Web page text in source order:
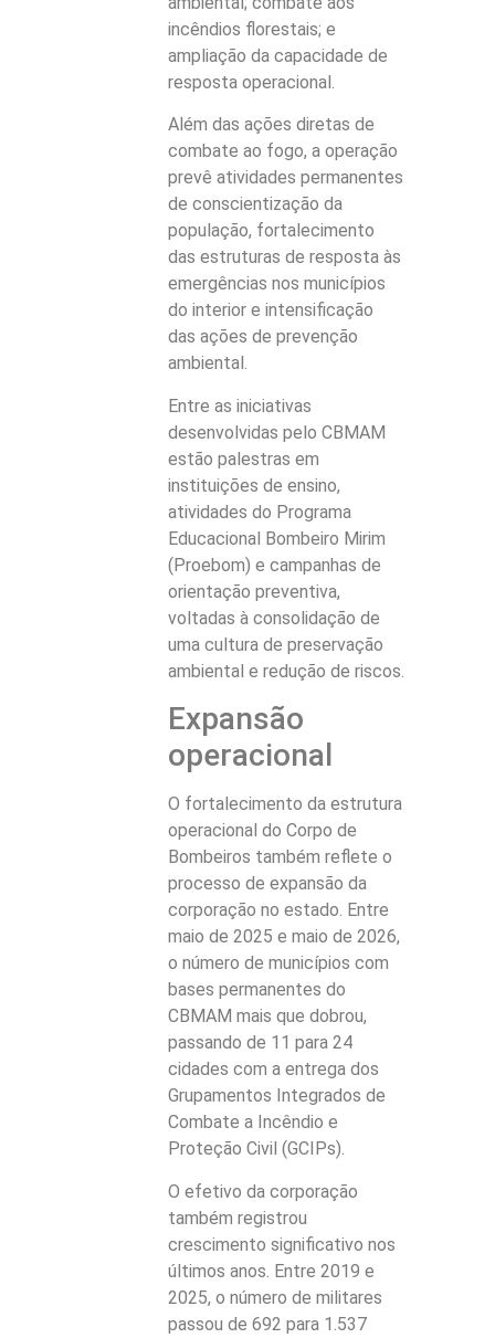
incêndios florestais; e
ampliação da capacidade de
resposta operacional.
Além das ações diretas de
combate ao fogo, a operação
prevê atividades permanentes
de conscientização da
população, fortalecimento
das estruturas de resposta às
emergências nos municípios
do interior e intensificação
das ações de prevenção
ambiental.
Entre as iniciativas
desenvolvidas pelo CBMAM
estão palestras em
instituições de ensino,
atividades do Programa
Educacional Bombeiro Mirim
(Proebom) e campanhas de
orientação preventiva,
voltadas à consolidação de
uma cultura de preservação
ambiental e redução de riscos.
Expansão
operacional
O fortalecimento da estrutura
operacional do Corpo de
Bombeiros também reflete o
processo de expansão da
corporação no estado. Entre
maio de 2025 e maio de 2026,
o número de municípios com
bases permanentes do
CBMAM mais que dobrou,
passando de 11 para 24
cidades com a entrega dos
Grupamentos Integrados de
Combate a Incêndio e
Proteção Civil (GCIPs).
O efetivo da corporação
também registrou
crescimento significativo nos
últimos anos. Entre 2019 e
2025, o número de militares
passou de 692 para 1.537